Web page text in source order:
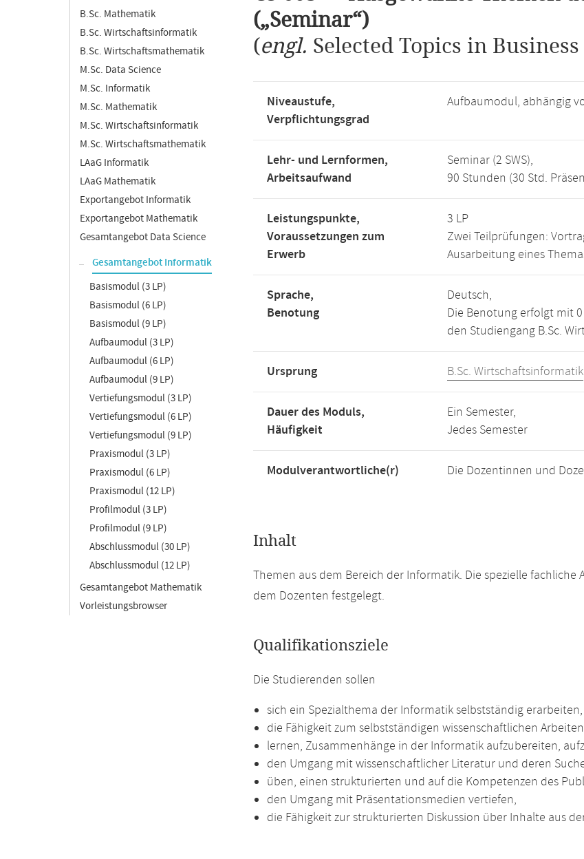
B.Sc. Mathematik
B.Sc. Wirtschaftsinformatik
B.Sc. Wirtschaftsmathematik
M.Sc. Data Science
M.Sc. Informatik
M.Sc. Mathematik
M.Sc. Wirtschaftsinformatik
M.Sc. Wirtschaftsmathematik
LAaG Informatik
LAaG Mathematik
Exportangebot Informatik
Exportangebot Mathematik
Gesamtangebot Data Science
Gesamtangebot Informatik
Basismodul (3 LP)
Basismodul (6 LP)
Basismodul (9 LP)
Aufbaumodul (3 LP)
Aufbaumodul (6 LP)
Aufbaumodul (9 LP)
Vertiefungsmodul (3 LP)
Vertiefungsmodul (6 LP)
Vertiefungsmodul (9 LP)
Praxismodul (3 LP)
Praxismodul (6 LP)
Praxismodul (12 LP)
Profilmodul (3 LP)
Profilmodul (9 LP)
Abschlussmodul (30 LP)
Abschlussmodul (12 LP)
Gesamtangebot Mathematik
Vorleistungsbrowser
(„Seminar“)
(engl. Selected Topics in
Niveaustufe,
Verpflichtungsgrad
Aufbaumodul, abhängig
Lehr- und Lernformen,
Arbeitsaufwand
Seminar (2 SWS),
90 Stunden (30 Std.
Leistungspunkte,
Voraussetzungen zum
Erwerb
3 LP
Zwei Teilprüfungen:
Ausarbeitung eines
Sprache,
Benotung
Deutsch,
Die Benotung erfolgt mit
den Studiengang B.Sc.
Ursprung B.Sc. Wirtschaftsinformatik
Dauer des Moduls,
Häufigkeit
Ein Semester,
Jedes Semester
Modulverantwortliche(r) Die Dozentinnen und
Inhalt
Themen aus dem Bereich der Informatik. Die spezielle
dem Dozenten festgelegt.
Qualifikationsziele
Die Studierenden sollen
sich ein Spezialthema der Informatik selbstständig erarbeiten,
die Fähigkeit zum selbstständigen wissenschaftlichen
lernen, Zusammenhänge in der Informatik aufzubereiten,
den Umgang mit wissenschaftlicher Literatur und deren
üben, einen strukturierten und auf die Kompetenzen des
den Umgang mit Präsentationsmedien vertiefen,
die Fähigkeit zur strukturierten Diskussion über Inhalte aus